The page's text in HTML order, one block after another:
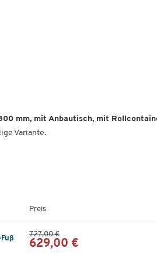
mm, mit Anbautisch, mit
Variante.
Preis
727,00 €
629,00 €